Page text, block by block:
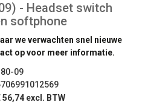
- Headset switch
softphone
we verwachten snel nieuwe
op voor meer informatie.
09
56,74 excl. BTW